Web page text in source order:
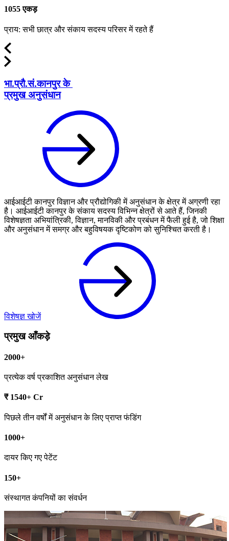
1055 एकड़
प्राय: सभी छात्र और संकाय सदस्य परिसर में रहते हैं
भा.प्रौ.सं.कानपुर के
प्रमुख अनुसंधान
आईआईटी कानपुर विज्ञान और प्रौद्योगिकी में अनुसंधान के क्षेत्र में अग्रणी रहा
है। आईआईटी कानपुर के संकाय सदस्य विभिन्न क्षेत्रों से आते हैं, जिनकी
विशेषज्ञता अभियांत्रिकी, विज्ञान, मानविकी और प्रबंधन में फैली हुई है, जो शिक्षा
और अनुसंधान में समग्र और बहुविषयक दृष्टिकोण को सुनिश्चित करती है।
विशेषज्ञ खोजें
प्रमुख आँकड़े
2000+
प्रत्येक वर्ष प्रकाशित अनुसंधान लेख
₹ 1540+ Cr
पिछले तीन वर्षों में अनुसंधान के लिए प्राप्त फंडिंग
1000+
दायर किए गए पेटेंट
150+
संस्थागत कंपनियों का संवर्धन